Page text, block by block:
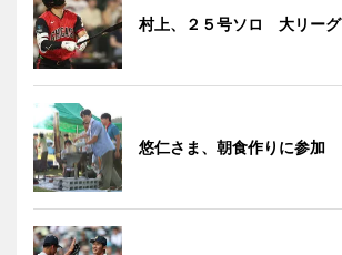
村上、２５号ソロ 大リーグ
悠仁さま、朝食作りに参加